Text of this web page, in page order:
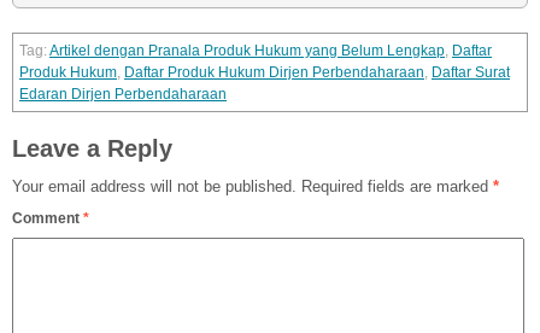
Artikel dengan Pranala Produk Hukum yang Belum Lengkap, Daftar
Produk Hukum, Daftar Produk Hukum Dirjen Perbendaharaan, Daftar Surat
Edaran Dirjen Perbendaharaan
Leave a Reply
Your email address will not be published. Required fields are marked *
Comment *